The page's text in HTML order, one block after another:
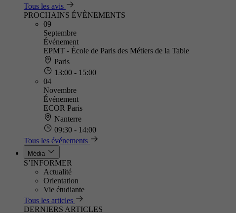
Tous les avis
PROCHAINS ÉVÈNEMENTS
09
Septembre
Événement
EPMT - École de Paris des Métiers de la Table
Paris
13:00 - 15:00
04
Novembre
Événement
ECOR Paris
Nanterre
09:30 - 14:00
Tous les événements
Média
S’INFORMER
Actualité
Orientation
Vie étudiante
Tous les articles
DERNIERS ARTICLES